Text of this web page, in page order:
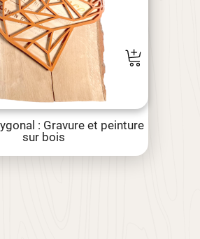
: Gravure et peinture
sur bois